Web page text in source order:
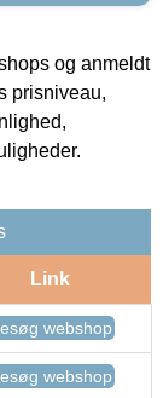
og anmeldt
prisniveau,
Link
webshop
webshop